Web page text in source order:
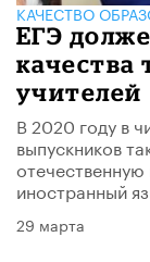
КАЧЕСТВО
ЕГЭ
качества
учителей
В 2020 году в
выпускников
иностранный
29 марта